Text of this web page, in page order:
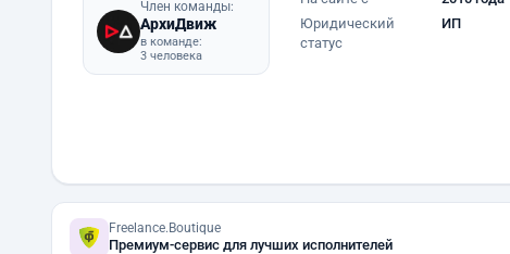
Член команды:
АрхиДвиж
в команде:
3 человека
Юридический
статус
ИП
Freelance.Boutique
Премиум-сервис для лучших исполнителей